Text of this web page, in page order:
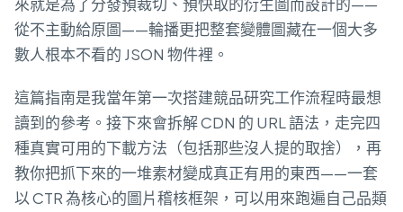
從不主動給原圖——輪播更把整套變體圖藏在一個大多
數人根本不看的 JSON 物件裡。
這篇指南是我當年第一次搭建競品研究工作流程時最想
讀到的參考。接下來會拆解 CDN 的 URL 語法，走完四
種真實可用的下載方法（包括那些沒人提的取捨），再
教你把抓下來的一堆素材變成真正有用的東西——一套
以 CTR 為核心的圖片稽核框架，可以用來跑遍自己品類